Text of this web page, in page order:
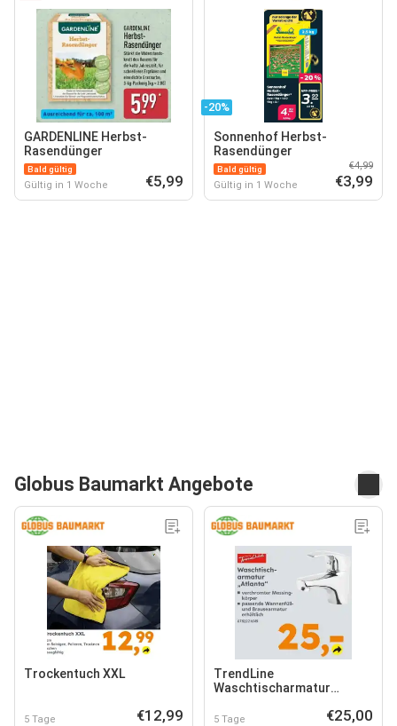
GARDENLINE Herbst-
Rasendünger
Bald gültig
Gültig in 1 Woche €5,99
-20%
Sonnenhof Herbst-
Rasendünger
Bald gültig
Gültig in 1 Woche
€4,99
€3,99
Globus Baumarkt Angebote
Trockentuch XXL
5 Tage €12,99
TrendLine
Waschtischarmatur
5 Tage €25,00